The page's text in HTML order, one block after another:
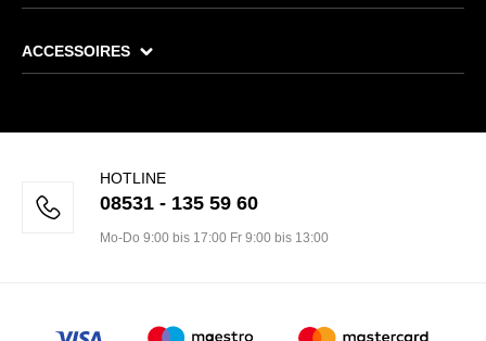
ACCESSOIRES
HOTLINE
08531 - 135 59 60
Mo-Do 9:00 bis 17:00 Fr 9:00 bis 13:00